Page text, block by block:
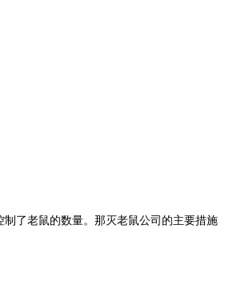
了老鼠的数量。那灭老鼠公司的主要措施